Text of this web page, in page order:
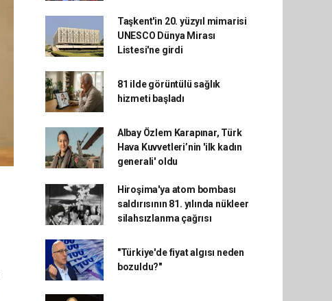
Taşkent'in 20. yüzyıl mimarisi
UNESCO Dünya Mirası
Listesi'ne girdi
81 ilde görüntülü sağlık
hizmeti başladı
Albay Özlem Karapınar, Türk
Hava Kuvvetleri’nin 'ilk kadın
generali' oldu
Hiroşima'ya atom bombası
saldırısının 81. yılında nükleer
silahsızlanma çağrısı
"Türkiye'de fiyat algısı neden
bozuldu?"